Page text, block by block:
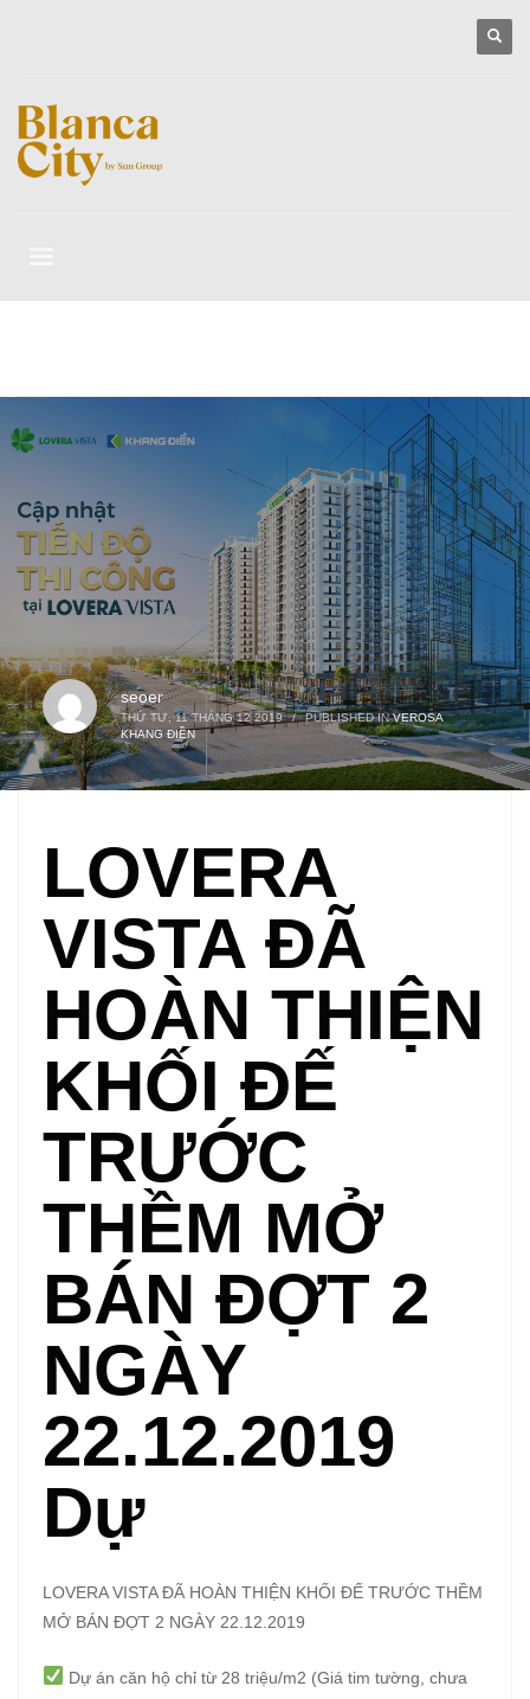
seoer
THỨ TƯ, 11 THÁNG 12 2019 / PUBLISHED INVEROSA
KHANG ĐIỀN
LOVERA
VISTA ĐÃ
HOÀN THIỆN
KHỐI ĐẾ
TRƯỚC
THỀM MỞ
BÁN ĐỢT 2
NGÀY
22.12.2019
Dự
LOVERA VISTA ĐÃ HOÀN THIỆN KHỐI ĐẾ TRƯỚC THỀM
MỞ BÁN ĐỢT 2 NGÀY 22.12.2019
Dự án căn hộ chỉ từ 28 triệu/m2 (Giá tim tường, chưa